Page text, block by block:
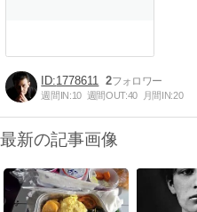
1778611 2
週間IN:10 週間OUT:40 月間IN:20
最新の記事画像